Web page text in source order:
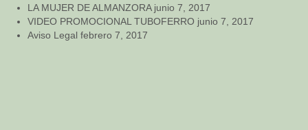
LA MUJER DE ALMANZORA junio 7, 2017
VIDEO PROMOCIONAL TUBOFERRO junio 7, 2017
Aviso Legal febrero 7, 2017